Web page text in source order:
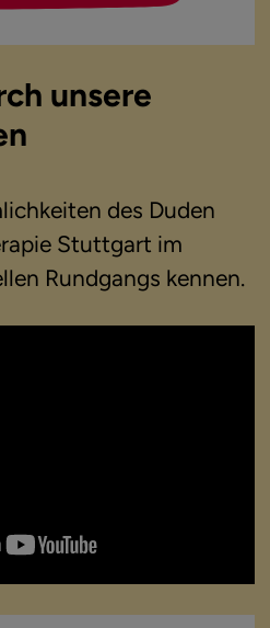
unsere
des Duden
Stuttgart im
Rundgangs kennen.